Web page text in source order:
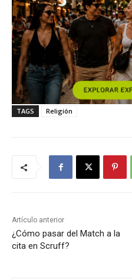
TAGS Religión
Artículo anterior
¿Cómo pasar del Match a la
cita en Scruff?